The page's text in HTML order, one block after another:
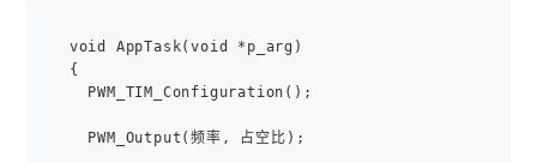
void AppTask(void *p_arg)
{
PWM_TIM_Configuration();
PWM_Output(频率, 占空比);